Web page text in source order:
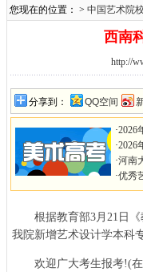
您现在的位置： > 中国艺术院
西南
http://
分享到： QQ空间
·2026
·2026
·河南
·优秀
根据教育部3月21日《
我院新增艺术设计学本科
欢迎广大考生报考!(在